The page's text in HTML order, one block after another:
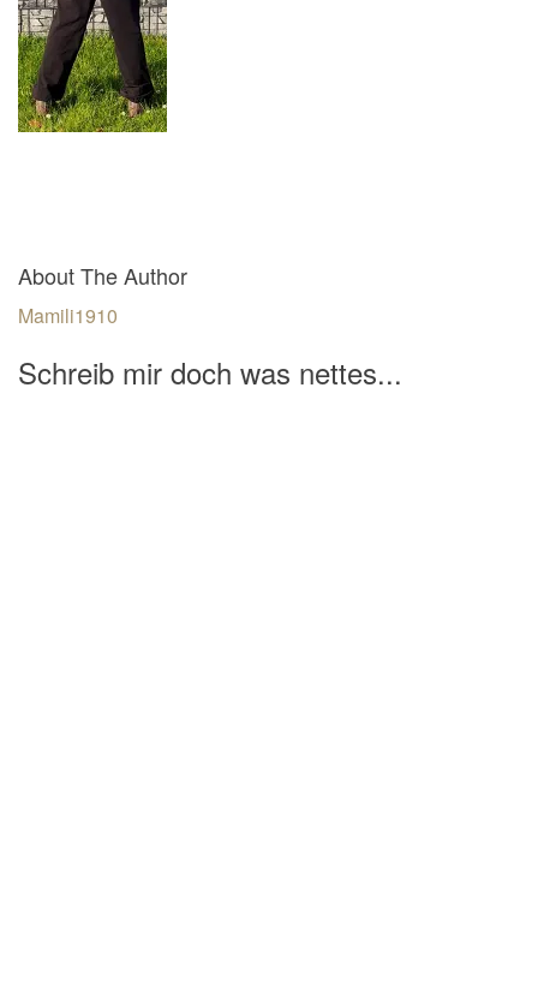
About The Author
Mamili1910
Schreib mir doch was nettes...